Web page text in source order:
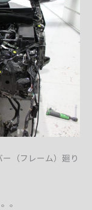
（フレーム）廻り
。